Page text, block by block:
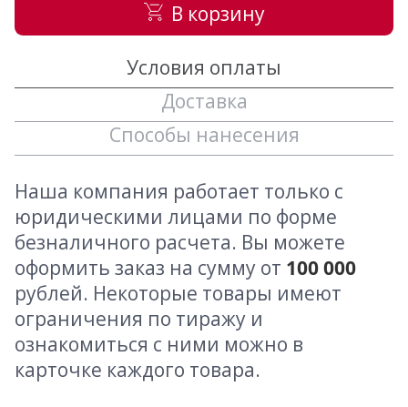
В корзину
Условия оплаты
Доставка
Способы нанесения
Наша компания работает только с
юридическими лицами по форме
безналичного расчета. Вы можете
оформить заказ на сумму от 100 000
рублей. Некоторые товары имеют
ограничения по тиражу и
ознакомиться с ними можно в
карточке каждого товара.